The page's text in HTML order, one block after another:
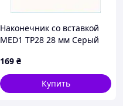
Наконечник со вставкой
MED1 TP28 28 мм Серый
BX9053X370
169 ₴
Купить